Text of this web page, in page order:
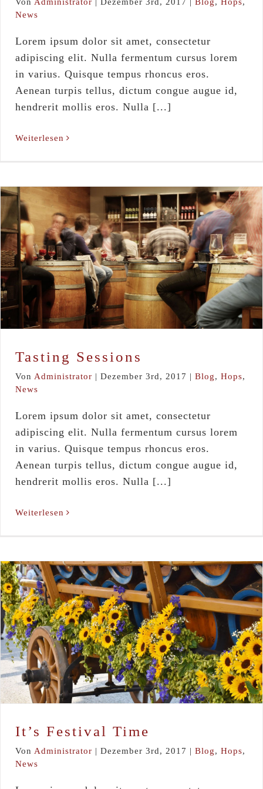
News
Lorem ipsum dolor sit amet, consectetur
adipiscing elit. Nulla fermentum cursus lorem
in varius. Quisque tempus rhoncus eros.
Aenean turpis tellus, dictum congue augue id,
hendrerit mollis eros. Nulla [...]
Weiterlesen
Tasting Sessions
Blog Hops News
Tasting Sessions
Von Administrator | Dezember 3rd, 2017 | Blog, Hops,
News
Lorem ipsum dolor sit amet, consectetur
adipiscing elit. Nulla fermentum cursus lorem
in varius. Quisque tempus rhoncus eros.
Aenean turpis tellus, dictum congue augue id,
hendrerit mollis eros. Nulla [...]
Weiterlesen
It’s Festival Time
Blog Hops News
It’s Festival Time
Von Administrator | Dezember 3rd, 2017 | Blog, Hops,
News